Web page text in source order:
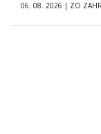
06. 08. 2026 | ZO